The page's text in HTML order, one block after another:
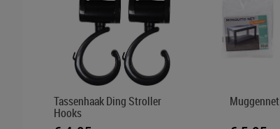
Tassenhaak Ding Stroller
Hooks
Muggennet